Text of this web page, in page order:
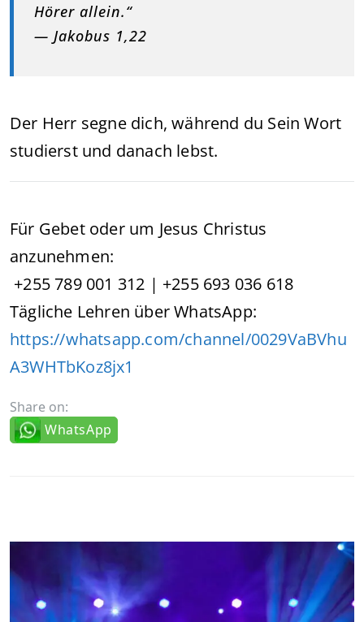
Hörer allein.“
— Jakobus 1,22
Der Herr segne dich, während du Sein Wort
studierst und danach lebst.
Für Gebet oder um Jesus Christus
anzunehmen:
+255 789 001 312 | +255 693 036 618
Tägliche Lehren über WhatsApp:
https://whatsapp.com/channel/0029VaBVhu
A3WHTbKoz8jx1
Share on:
WhatsApp